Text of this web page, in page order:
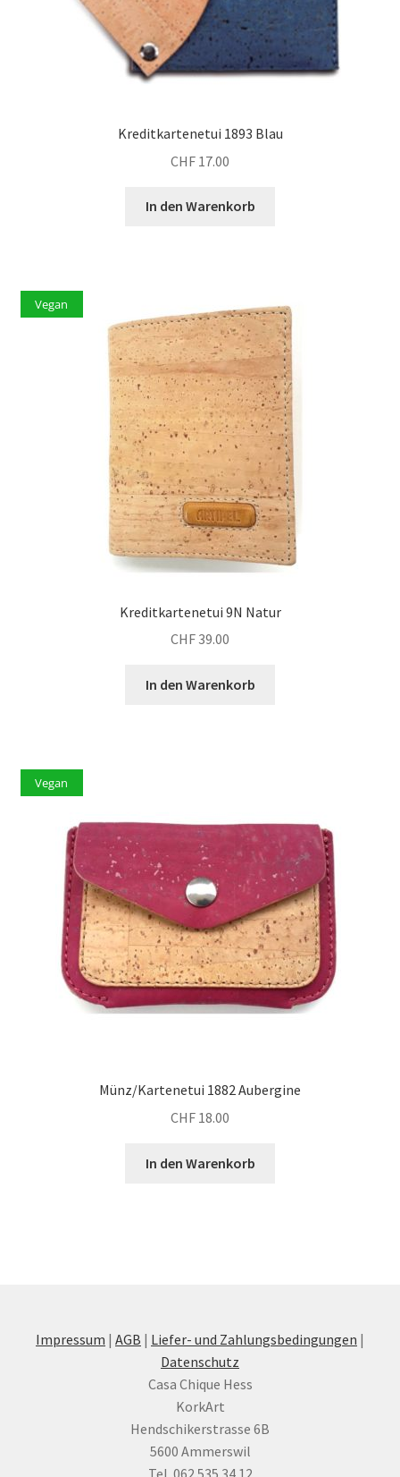
Kreditkartenetui 1893 Blau
CHF 17.00
In den Warenkorb
Vegan
Kreditkartenetui 9N Natur
CHF39.00
In den Warenkorb
Vegan
Münz/Kartenetui 1882 Aubergine
CHF 18.00
In den Warenkorb
Impressum | AGB | Liefer- und Zahlungsbedingungen |
Datenschutz
Casa Chique Hess
KorkArt
Hendschikerstrasse 6B
5600 Ammerswil
Tel. 062 535 34 12